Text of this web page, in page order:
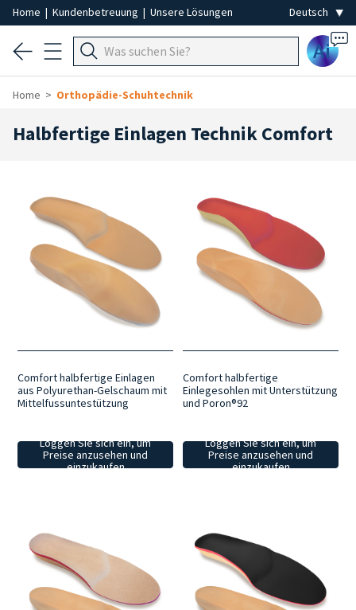
Home | Kundenbetreuung | Unsere Lösungen
Ai
Home Orthopädie-Schuhtechnik
Halbfertige Einlagen Technik Comfort
Comfort halbfertige Einlagen
aus Polyurethan-Gelschaum mit
Mittelfussuntestützung
Loggen Sie sich ein, um
Preise anzusehen und
einzukaufen
Comfort halbfertige
Einlegesohlen mit Unterstützung
und Poron®92
Loggen Sie sich ein, um
Preise anzusehen und
einzukaufen